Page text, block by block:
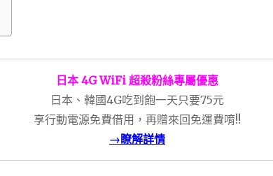
日本 4G WiFi 超殺粉絲專屬優惠
日本、韓國4G吃到飽一天只要75元
享行動電源免費借用，再贈來回免運費唷!!
→瞭解詳情